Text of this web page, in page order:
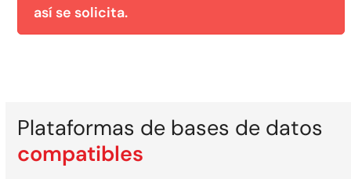
así se solicita.
Plataformas de bases de datos
compatibles